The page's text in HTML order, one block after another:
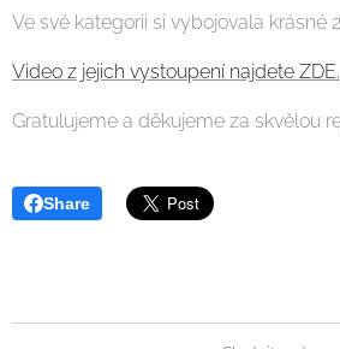
Ve své kategorii si vybojovala krásné
Video z jejich vystoupení najdete ZDE.
Gratulujeme a děkujeme za skvělou
Share